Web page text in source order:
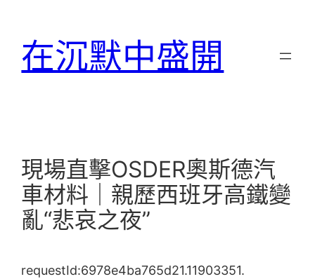
在沉默中盛開
現場直擊OSDER奧斯德汽
車材料｜親歷西班牙高鐵變
亂“悲哀之夜”
requestId:6978e4ba765d21.11903351.